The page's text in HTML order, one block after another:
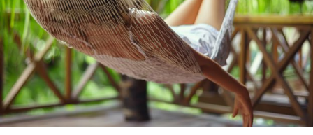
Obligatoires
Ces scripts
sont
nécessaires
pour pouvoir
naviguer sur
notre site
internet pour